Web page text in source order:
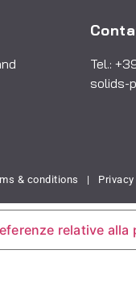
Tel.:
solids-
& conditions |
relative alla